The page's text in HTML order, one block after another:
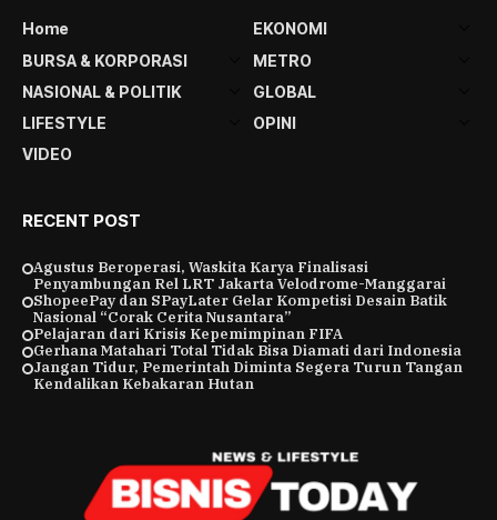
Home
EKONOMI
BURSA & KORPORASI
METRO
NASIONAL & POLITIK
GLOBAL
LIFESTYLE
OPINI
VIDEO
RECENT POST
Agustus Beroperasi, Waskita Karya Finalisasi
Penyambungan Rel LRT Jakarta Velodrome-Manggarai
ShopeePay dan SPayLater Gelar Kompetisi Desain Batik
Nasional “Corak Cerita Nusantara”
Pelajaran dari Krisis Kepemimpinan FIFA
Gerhana Matahari Total Tidak Bisa Diamati dari Indonesia
Jangan Tidur, Pemerintah Diminta Segera Turun Tangan
Kendalikan Kebakaran Hutan